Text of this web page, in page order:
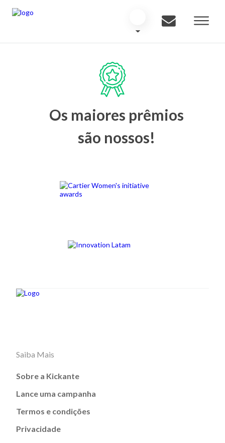
Os maiores prêmios
são nossos!
Saiba Mais
Sobre a Kickante
Lance uma campanha
Termos e condições
Privacidade